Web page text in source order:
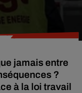
jamais entre
?
à la loi travail